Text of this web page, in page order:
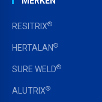
RESITRIX®
HERTALAN®
SURE WELD®
ALUTRIX®